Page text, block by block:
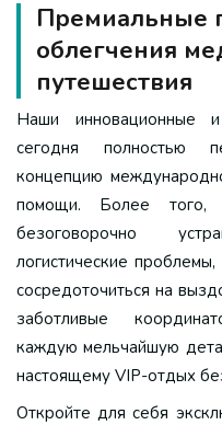
Премиальные
облегчения
путешествия
Наши инновационные
сегодня полностью
концепцию
помощи. Более того,
безоговорочно
логистические
сосредоточиться на
заботливые
каждую мельчайшую
настоящему VIP-отдых
Откройте для себя